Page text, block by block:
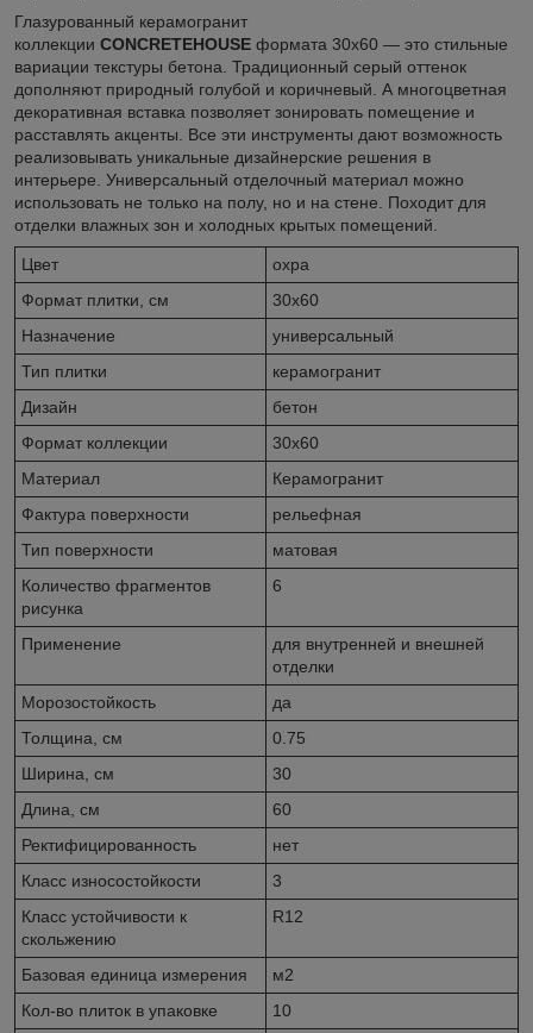
Глазурованный керамогранит
коллекции CONCRETEHOUSE формата 30х60 — это стильные
вариации текстуры бетона. Традиционный серый оттенок
дополняют природный голубой и коричневый. А многоцветная
декоративная вставка позволяет зонировать помещение и
расставлять акценты. Все эти инструменты дают возможность
реализовывать уникальные дизайнерские решения в
интерьере. Универсальный отделочный материал можно
использовать не только на полу, но и на стене. Походит для
отделки влажных зон и холодных крытых помещений.
Цвет
охра
Формат плитки, см
30x60
Назначение
универсальный
Тип плитки
керамогранит
Дизайн
бетон
Формат коллекции
30x60
Материал
Керамогранит
Фактура поверхности
рельефная
Тип поверхности
матовая
Количество фрагментов
рисунка
6
Применение
для внутренней и внешней
отделки
Морозостойкость
да
Толщина, см
0.75
Ширина, см
30
Длина, см
60
Ректифицированность
нет
Класс износостойкости
3
Класс устойчивости к
скольжению
R12
Базовая единица измерения
м2
Кол-во плиток в упаковке
10